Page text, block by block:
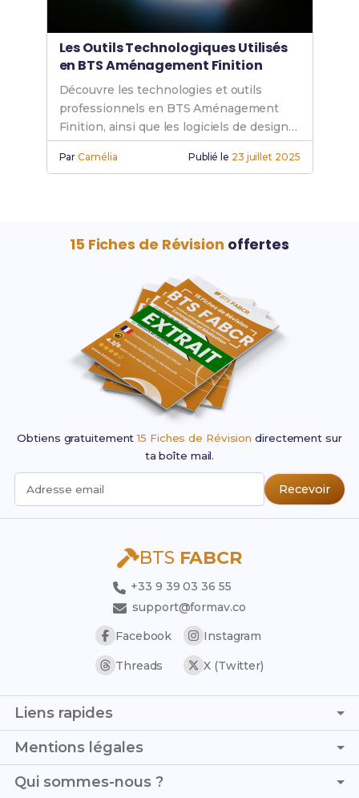
Les Outils Technologiques Utilisés
en BTS Aménagement Finition
Découvre les technologies et outils
professionnels en BTS Aménagement
Finition, ainsi que les logiciels de design
indispensables pour optimiser ton
apprentissage.
ParCamélia Publié le 23 juillet 2025
15 Fiches de Révision offertes
Obtiens gratuitement15 Fiches de Révision directement sur
ta boîte mail.
Adresse email Recevoir
BTS FABCR
+33 9 39 03 36 55
support@formav.co
Facebook
Instagram
Threads X (Twitter)
Liens rapides
Page d'accueil
Simulateur de notes
Trouver son stage
Mentions légales
C.G.V. - C.G.U.
Qui sommes-nous ?